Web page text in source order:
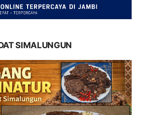
SIMALUNGUN